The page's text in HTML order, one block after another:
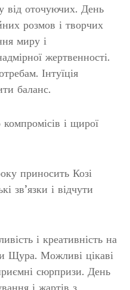
від оточуючих. День
розмов і творчих
миру і
жертвенності.
Інтуїція
баланс.
і щирої
приносить Козі
зв’язки і відчути
і креативність на
Щура. Можливі цікаві
сюрпризи. День
і жартів з